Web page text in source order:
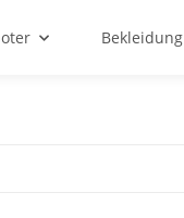
Bekleidung